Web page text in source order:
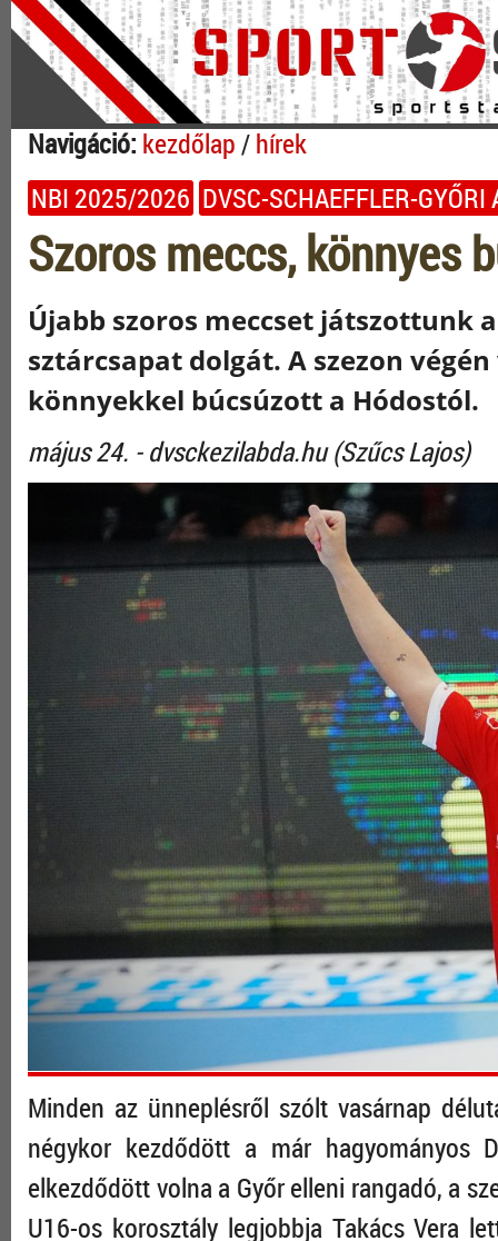
Navigáció: kezdőlap/hírek
NBI 2025/2026 DVSC-SCHAEFFLER-
Szoros meccs, könnyes
Újabb szoros meccset játszottunk
sztárcsapat dolgát. A szezon
könnyekkel búcsúzott a Hódostól.
május 24. - dvsckezilabda.hu (Szűcs Lajos)
Minden az ünneplésről szólt vasárnap
négykor kezdődött a már hagyományos
elkezdődött volna a Győr elleni rangadó, a
U16-os korosztály legjobbja Takács Vera